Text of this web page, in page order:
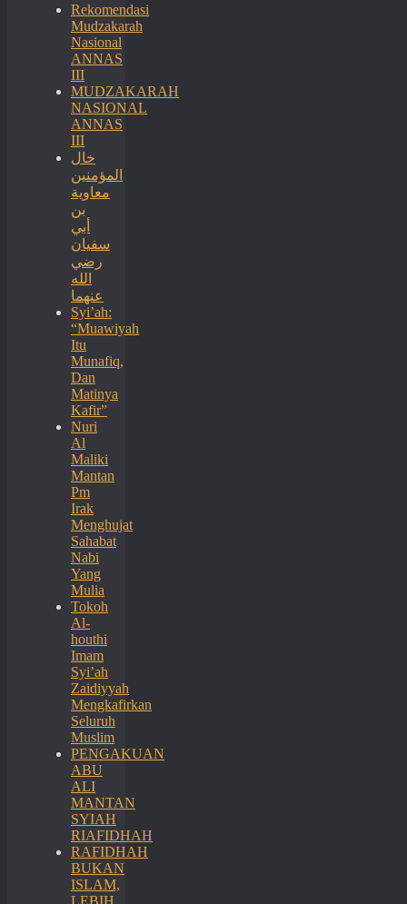
Rekomendasi
Mudzakarah
Nasional
ANNAS
III
MUDZAKARAH
NASIONAL
ANNAS
III
خال
المؤمنين
معاوية
بن
أبي
سفيان
رضي
الله
عنهما
Syi’ah:
“Muawiyah
Itu
Munafiq,
Dan
Matinya
Kafir”
Nuri
Al
Maliki
Mantan
Pm
Irak
Menghujat
Sahabat
Nabi
Yang
Mulia
Tokoh
Al-
houthi
Imam
Syi’ah
Zaidiyyah
Mengkafirkan
Seluruh
Muslim
PENGAKUAN
ABU
ALI
MANTAN
SYIAH
RIAFIDHAH
RAFIDHAH
BUKAN
ISLAM,
LEBIH